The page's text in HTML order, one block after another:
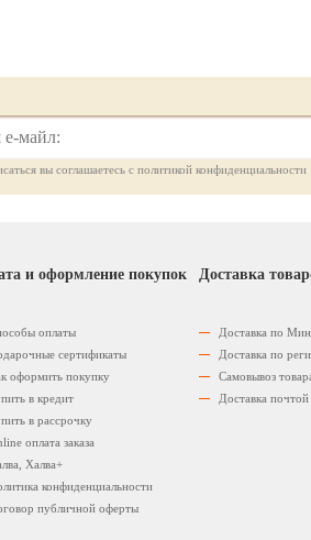
вы соглашаетесь с политикой конфиденциальности
и оформление покупок
оплаты
сертификаты
оформить покупку
в кредит
в рассрочку
оплата заказа
Халва+
конфиденциальности
публичной оферты
Доставка
Доставка по
Доставка по
Самовывоз
Доставка почтой